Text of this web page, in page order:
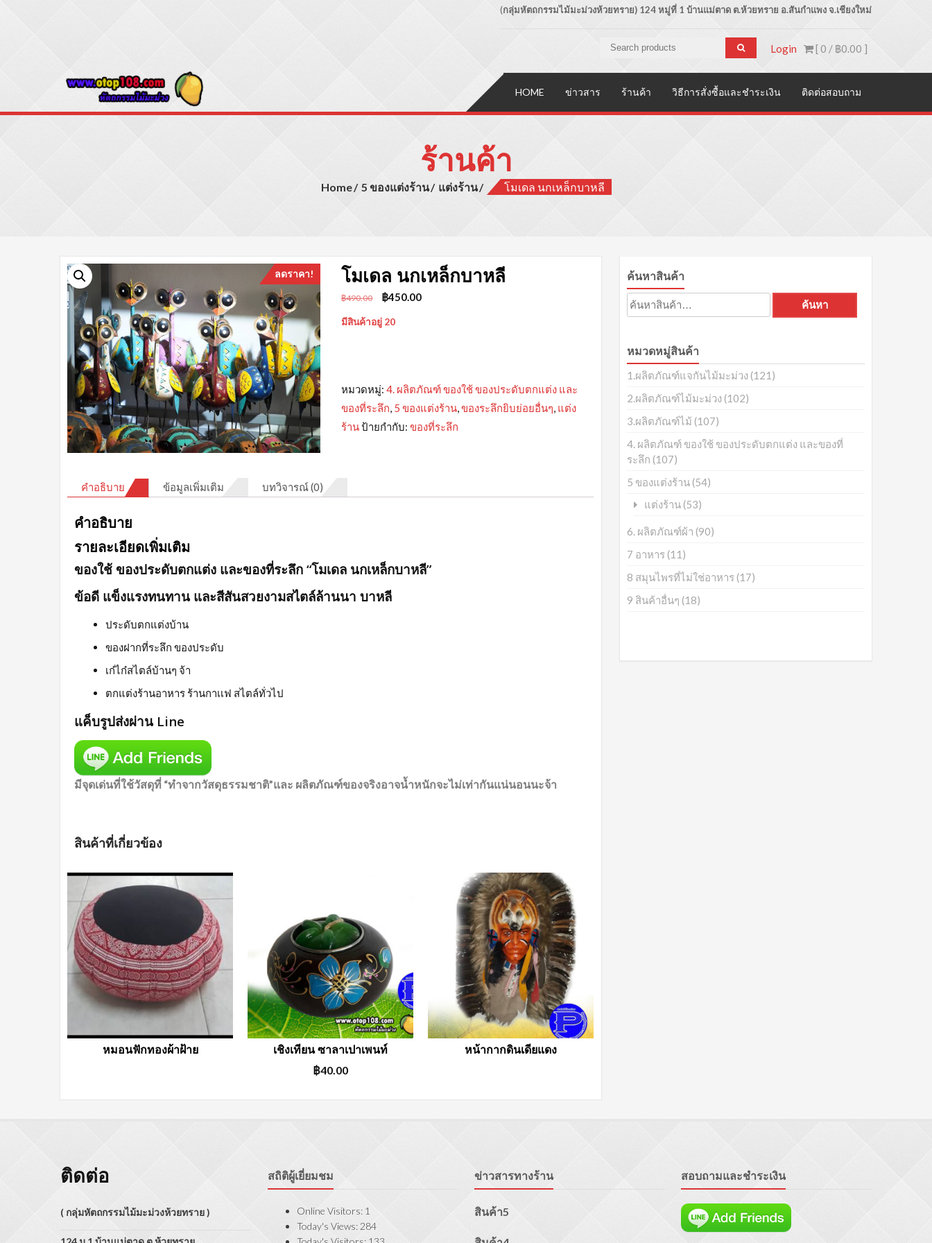
(กลุ่มหัตถกรรมไม้มะม่วงห้วยทราย) 124 หมู่ที่ 1 บ้านแม่ตาด ต.ห้วยทราย อ.สันกำแพง จ.เชียงใหม่
[ 0 / ฿0.00 ]
Login
HOME ข่าวสาร ร้านค้า วิธีการสั่งซื้อและชำระเงิน ติดต่อสอบถาม
ร้านค้า
Home 5 ของแต่งร้าน แต่งร้าน โมเดล นกเหล็กบาหลี
ลดราคา! โมเดล นกเหล็กบาหลี
฿490.00
Original
price
฿450.00
มีสินค้าอยู่ 20
หมวดหมู่:4. ผลิตภัณฑ์ ของใช้ ของประดับตกแต่ง และ
ของที่ระลึก, 5 ของแต่งร้าน,ของระลึกยิบย่อยอื่นๆ, แต่ง
ร้านป้ายกำกับ:ของที่ระลึก
คำอธิบาย ข้อมูลเพิ่มเติม บทวิจารณ์ (0)
คำอธิบาย
รายละเอียดเพิ่มเติม
ของใช้ ของประดับตกแต่ง และของที่ระลึก “โมเดล นกเหล็กบาหลี”
ข้อดี แข็งแรงทนทาน และสีสันสวยงามสไตล์ล้านนา บาหลี
ประดับตกแต่งบ้าน
ของฝากที่ระลึก ของประดับ
เก๋ไก๋สไตล์บ้านๆ จ้า
ตกแต่งร้านอาหาร ร้านกาเเฟ สไตล์ทั่วไป
แค็บรูปส่งผ่าน Line
มีจุดเด่นที่ใช้วัสดุที่ “ทำจากวัสดุธรรมชาติ”และ ผลิตภัณฑ์ของจริงอาจน้ำหนักจะไม่เท่ากันแน่นอนนะจ้า
สินค้าที่เกี่ยวข้อง
หมอนฟักทองผ้าฝ้าย เชิงเทียน ซาลาเปาเพนท์
฿40.00
หน้ากากดินเดียแดง
ค้นหาสินค้า
ค้นหา: ค้นหา
หมวดหมู่สินค้า
1.ผลิตภัณฑ์แจกันไม้มะม่วง (121)
2.ผลิตภัณฑ์ไม้มะม่วง (102)
3.ผลิตภัณฑ์ไม้ (107)
4. ผลิตภัณฑ์ ของใช้ ของประดับตกแต่ง และของที่
ระลึก (107)
5 ของแต่งร้าน (54)
แต่งร้าน (53)
6. ผลิตภัณฑ์ผ้า (90)
7 อาหาร (11)
8 สมุนไพรที่ไม่ใช่อาหาร (17)
9 สินค้าอื่นๆ (18)
ติดต่อ
( กลุ่มหัตถกรรมไม้มะม่วงห้วยทราย )
สถิติผู้เยี่ยมชม
Online Visitors: 1
Today's Views: 284
ข่าวสารทางร้าน
สินค้า5
สอบถามและชำระเงิน